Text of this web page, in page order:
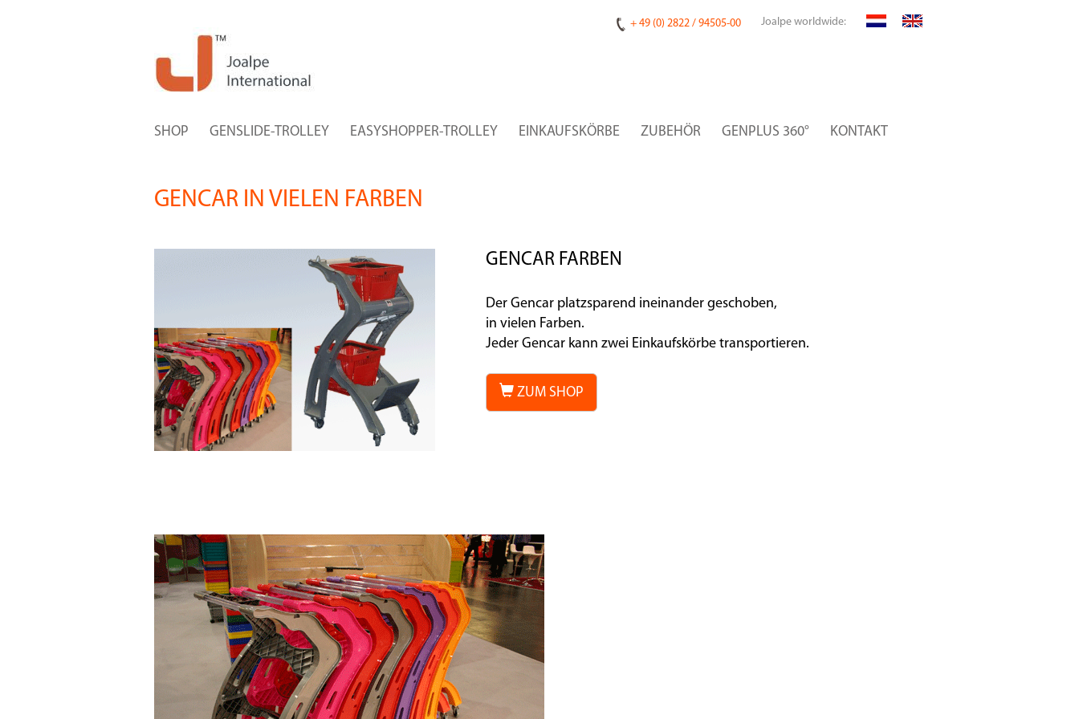
+ 49 (0) 2822 / 94505-00 Joalpe worldwide:
SHOP GENSLIDE-TROLLEY EASYSHOPPER-TROLLEY EINKAUFSKÖRBE ZUBEHÖR GENPLUS 360° KONTAKT
GENCAR IN VIELEN FARBEN
GENCAR FARBEN
Der Gencar platzsparend ineinander geschoben,
in vielen Farben.
Jeder Gencar kann zwei Einkaufskörbe transportieren.
ZUM SHOP